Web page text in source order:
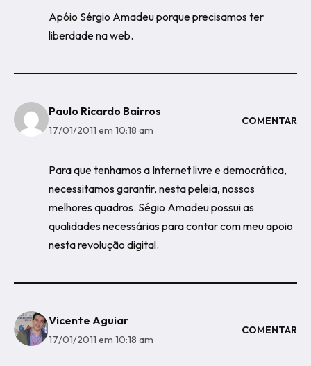
Apóio Sérgio Amadeu porque precisamos ter
liberdade na web.
Paulo Ricardo Bairros
17/01/2011 em 10:18 am
COMENTAR
Para que tenhamos a Internet livre e democrática,
necessitamos garantir, nesta peleia, nossos
melhores quadros. Ségio Amadeu possui as
qualidades necessárias para contar com meu apoio
nesta revolução digital.
Vicente Aguiar
17/01/2011 em 10:18 am
COMENTAR